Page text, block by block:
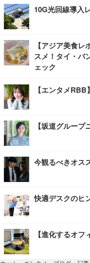
10G光回線導入
【アジア美食
スメ！タイ・バ
ェック
【エンタメ
【坂道グルー
今観るべきオス
快適デスクのヒ
【進化するオフ